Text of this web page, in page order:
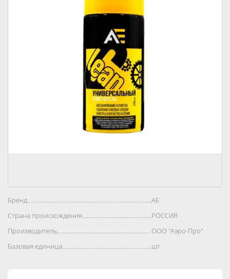
Бренд..................................................................................АЕ
Страна происхождения..................................................................................
РОССИЯ
Производитель..................................................................................
ООО "Аэро-Про"
Базовая единица..................................................................................
шт